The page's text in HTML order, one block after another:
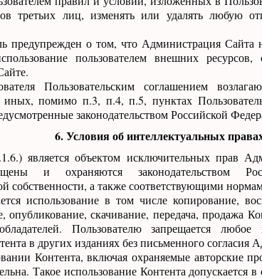
третьих лиц, изменять или удалять любую
предупрежден о том, что Администрация Сайта
пользователем внешних
Пользовательским соглашением
иных, помимо п.3, п.4, п.5, пунктах
законодательством Российской
6. Условия об интеллектуальных
является объектом исключительных прав
и охраняются законодательством
собственности, а также соответствующими
использование в том числе копирование,
опубликование, скачивание, передача, продажа
Пользователю запрещается любое
в других изданиях без письменного согласия
Контента, включая охраняемые авторские
Такое использование Контента допускается